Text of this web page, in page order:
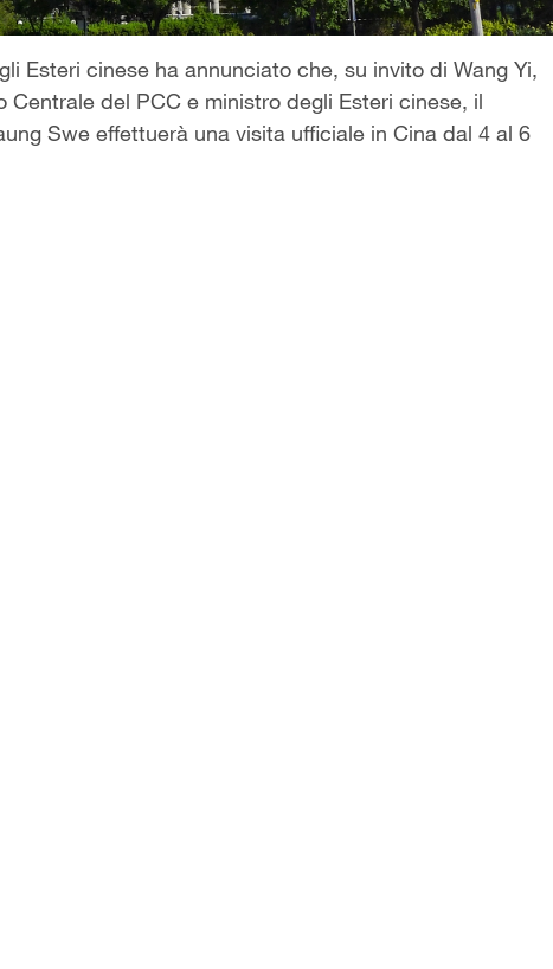
Esteri cinese ha annunciato che, su invito di Wang Yi,
del PCC e ministro degli Esteri cinese, il
Swe effettuerà una visita ufficiale in Cina dal 4 al 6